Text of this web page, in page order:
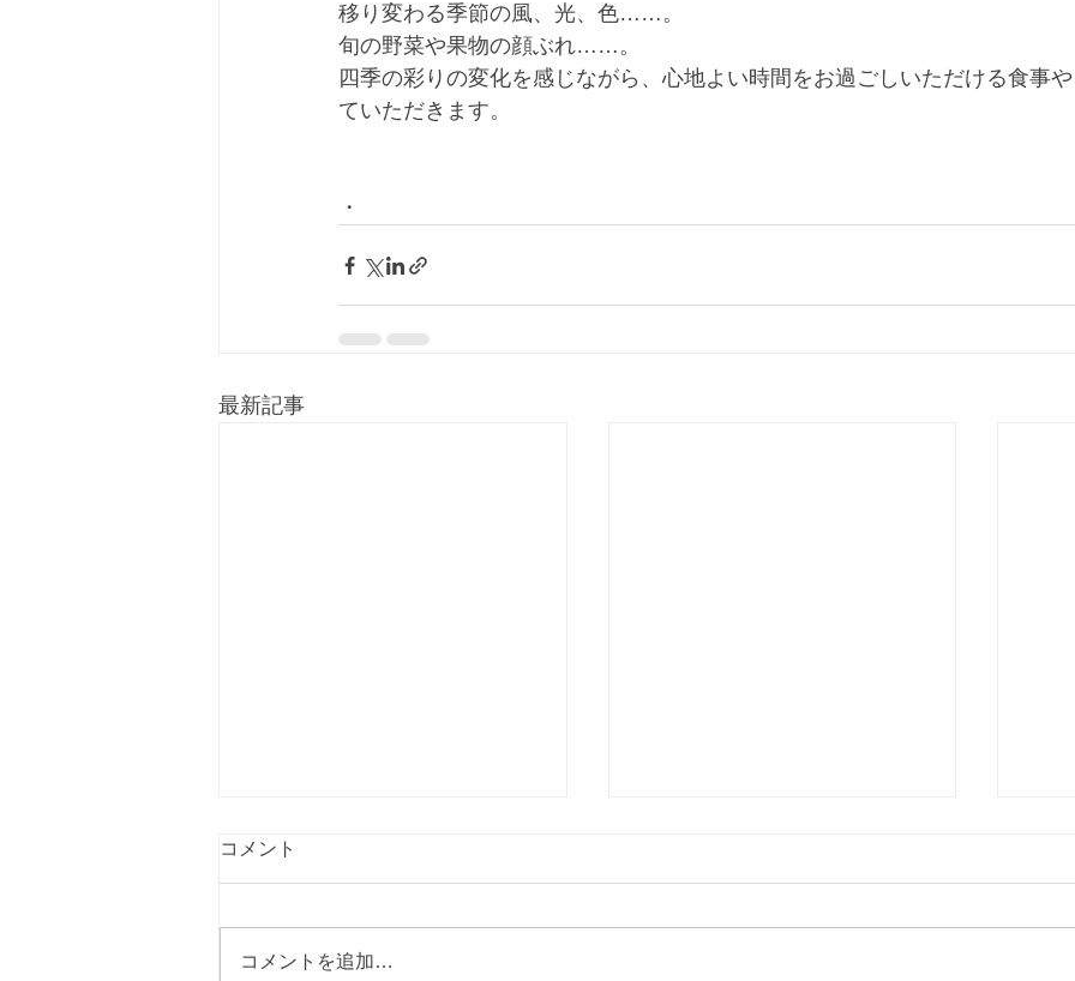
移り変わる季節の風、光、色……。
旬の野菜や果物の顔ぶれ……。
四季の彩りの変化を感じながら、心地よい時間をお過ごしいただける食事
ていただきます。
・
最新記事
コメント
コメントを追加…